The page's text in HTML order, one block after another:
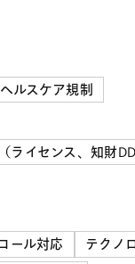
ルスケア規制
ライセンス、知財DD
ール対応
テクノ